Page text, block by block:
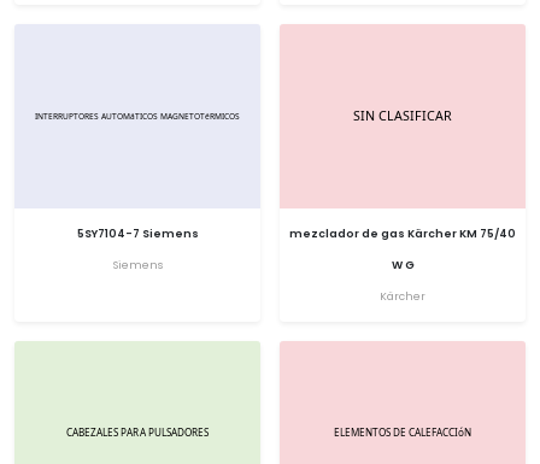
5SY7104-7 Siemens
Siemens
mezclador de gas Kärcher KM 75/40
W G
Kärcher